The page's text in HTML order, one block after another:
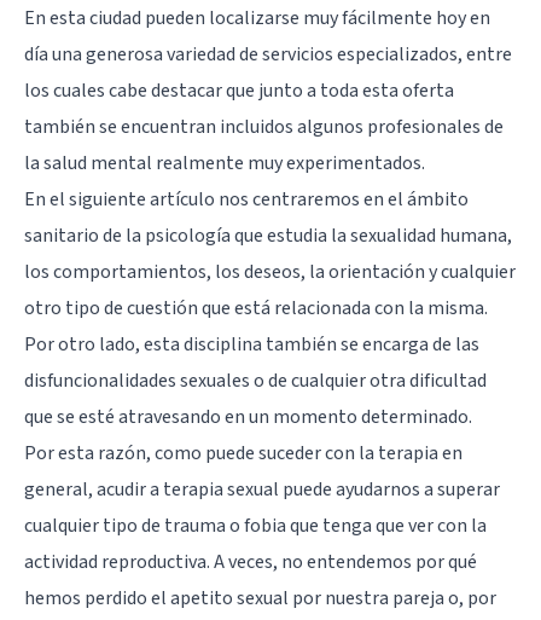
En esta ciudad pueden localizarse muy fácilmente hoy en
día una generosa variedad de servicios especializados, entre
los cuales cabe destacar que junto a toda esta oferta
también se encuentran incluidos algunos profesionales de
la salud mental realmente muy experimentados.
En el siguiente artículo nos centraremos en el ámbito
sanitario de la psicología que estudia la sexualidad humana,
los comportamientos, los deseos, la orientación y cualquier
otro tipo de cuestión que está relacionada con la misma.
Por otro lado, esta disciplina también se encarga de las
disfuncionalidades sexuales o de cualquier otra dificultad
que se esté atravesando en un momento determinado.
Por esta razón, como puede suceder con la terapia en
general, acudir a terapia sexual puede ayudarnos a superar
cualquier tipo de trauma o fobia que tenga que ver con la
actividad reproductiva. A veces, no entendemos por qué
hemos perdido el apetito sexual por nuestra pareja o, por